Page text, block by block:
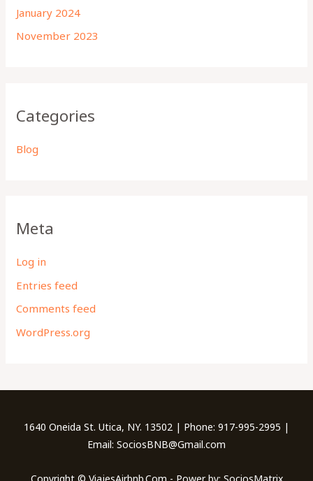
January 2024
November 2023
Categories
Blog
Meta
Log in
Entries feed
Comments feed
WordPress.org
1640 Oneida St. Utica, NY. 13502 | Phone: 917-995-2995 |
Email: SociosBNB@Gmail.com